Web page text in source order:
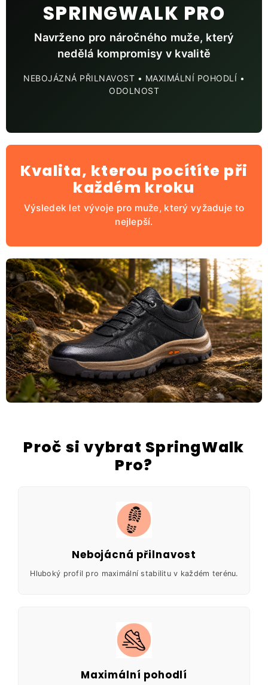
SPRINGWALK PRO
Navrženo pro náročného muže, který
nedělá kompromisy v kvalitě
NEBOJÁZNÁ PŘILNAVOST • MAXIMÁLNÍ POHODLÍ •
ODOLNOST
Kvalita, kterou pocítíte při
každém kroku
Výsledek let vývoje pro muže, který vyžaduje to
nejlepší.
Proč si vybrat SpringWalk
Pro?
Nebojácná přilnavost
Hluboký profil pro maximální stabilitu v každém terénu.
Maximální pohodlí